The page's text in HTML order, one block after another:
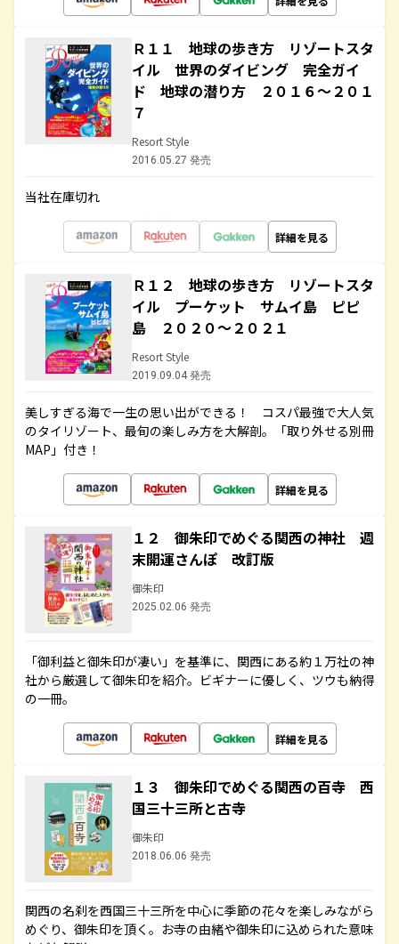
Ｒ１１ 地球の歩き方 リゾートスタ
イル 世界のダイビング 完全ガイ
ド 地球の潜り方 ２０１６～２０１
７
Resort Style
2016.05.27 発売
当社在庫切れ
詳細を見る
Ｒ１２ 地球の歩き方 リゾートスタ
イル プーケット サムイ島 ピピ
島 ２０２０～２０２１
Resort Style
2019.09.04 発売
美しすぎる海で一生の思い出ができる！ コスパ最強で大人気
のタイリゾート、最旬の楽しみ方を大解剖。「取り外せる別冊
MAP」付き！
詳細を見る
１２ 御朱印でめぐる関西の神社 週
末開運さんぽ 改訂版
御朱印
2025.02.06 発売
「御利益と御朱印が凄い」を基準に、関西にある約１万社の神
社から厳選して御朱印を紹介。ビギナーに優しく、ツウも納得
の一冊。
詳細を見る
１３ 御朱印でめぐる関西の百寺 西
国三十三所と古寺
御朱印
2018.06.06 発売
関西の名刹を西国三十三所を中心に季節の花々を楽しみながら
めぐり、御朱印を頂く。お寺の由緒や御朱印に込められた意味